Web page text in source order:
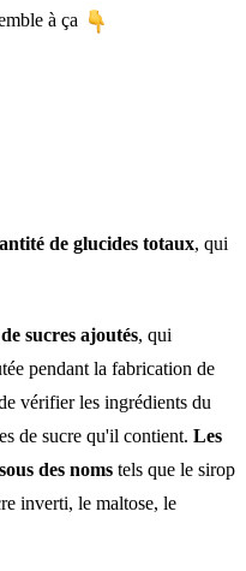
à ça
de glucides totaux, qui
sucres ajoutés, qui
pendant la fabrication de
vérifier les ingrédients du
de sucre qu'il contient. Les
sous des noms tels que le sirop
inverti, le maltose, le